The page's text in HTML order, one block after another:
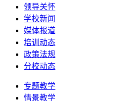
领导关怀
学校新闻
媒体报道
培训动态
政策法规
分校动态
专题教学
情景教学